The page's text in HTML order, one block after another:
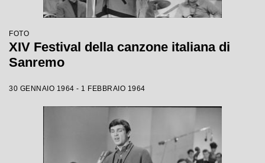
FOTO
XIV Festival della canzone italiana di
Sanremo
30 GENNAIO 1964 - 1 FEBBRAIO 1964